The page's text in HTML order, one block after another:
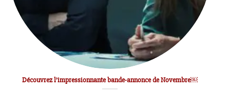
Découvrez l’impressionnante bande-annonce de Novembre￼